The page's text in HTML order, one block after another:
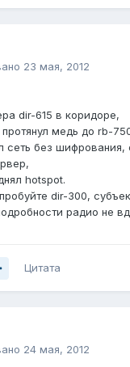
23 мая, 2012
dir-615 в коридоре,
медь до rb-
сеть без
hotspot.
dir-300,
радио не
Цитата
24 мая, 2012